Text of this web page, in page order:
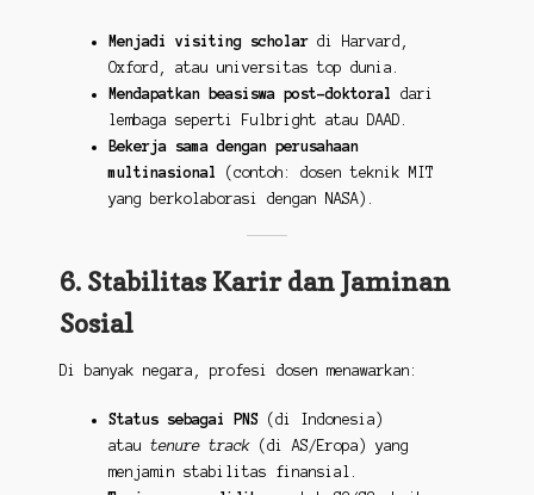
Menjadi visiting scholardi Harvard,
Oxford, atau universitas top dunia.
Mendapatkan beasiswa post-doktoral
dari
lembaga seperti Fulbright atau DAAD.
Bekerja sama dengan perusahaan
multinasional
(contoh: dosen teknik MIT
yang berkolaborasi dengan NASA).
6. Stabilitas Karir dan Jaminan
Sosial
Di banyak negara, profesi dosen menawarkan:
Status sebagai PNS(di Indonesia)
atau tenure track(di AS/Eropa) yang
menjamin stabilitas finansial.